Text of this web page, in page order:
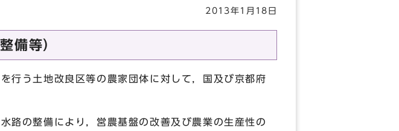
2013年1月18日
備等）
行う土地改良区等の農家団体に対して，国及び京都府
路の整備により，営農基盤の改善及び農業の生産性の